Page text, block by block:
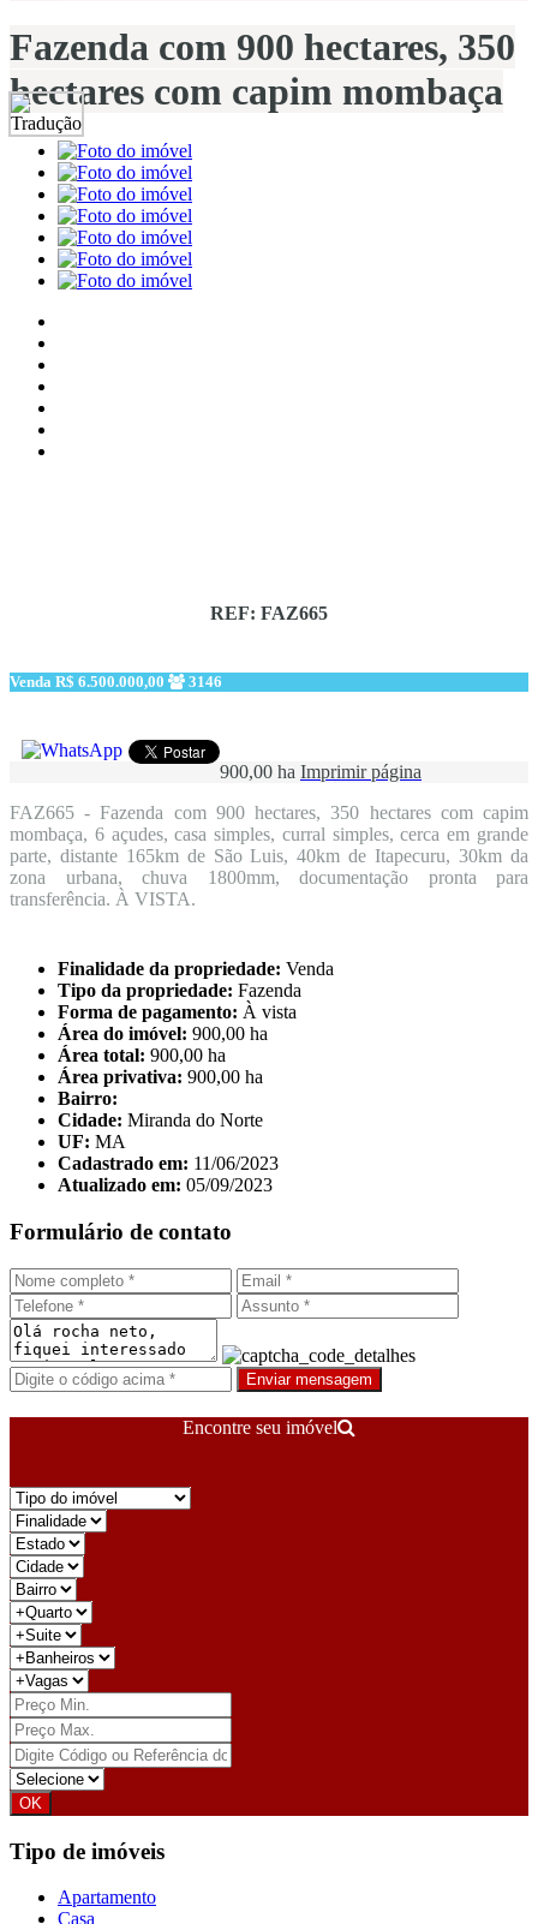
Fazenda com 900 hectares, 350
hectares com capim mombaça
REF: FAZ665
Venda R$ 6.500.000,00 3146
900,00 ha Imprimir página
FAZ665 - Fazenda com 900 hectares, 350 hectares com capim
mombaça, 6 açudes, casa simples, curral simples, cerca em grande
parte, distante 165km de São Luis, 40km de Itapecuru, 30km da
zona urbana, chuva 1800mm, documentação pronta para
transferência. À VISTA.
Finalidade da propriedade: Venda
Tipo da propriedade: Fazenda
Forma de pagamento: À vista
Área do imóvel: 900,00 ha
Área total: 900,00 ha
Área privativa: 900,00 ha
Bairro:
Cidade: Miranda do Norte
UF: MA
Cadastrado em: 11/06/2023
Atualizado em: 05/09/2023
Formulário de contato
Enviar mensagem
Encontre seu imóvel
Tipo de imóveis
Apartamento
Casa